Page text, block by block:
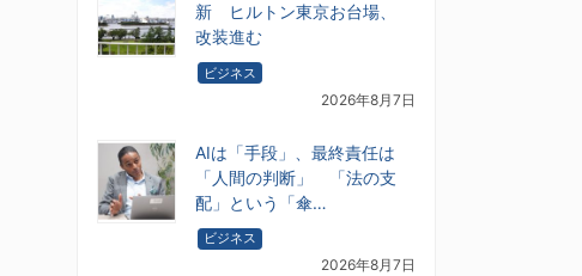
新 ヒルトン東京お台場、
改装進む
ビジネス
2026年8月7日
AIは「手段」、最終責任は
「人間の判断」 「法の支
配」という「傘…
ビジネス
2026年8月7日